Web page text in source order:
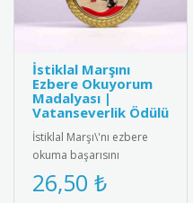
İstiklal Marşını
Ezbere Okuyorum
Madalyası |
Vatanseverlik Ödülü
İstiklal Marşı\'nı ezbere
okuma başarısını
ödüllendiren özel tasarım
madalya. Milli
26,50 ₺